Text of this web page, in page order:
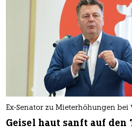
Ex-Senator zu Mieterhöhungen bei
Geisel haut sanft auf den